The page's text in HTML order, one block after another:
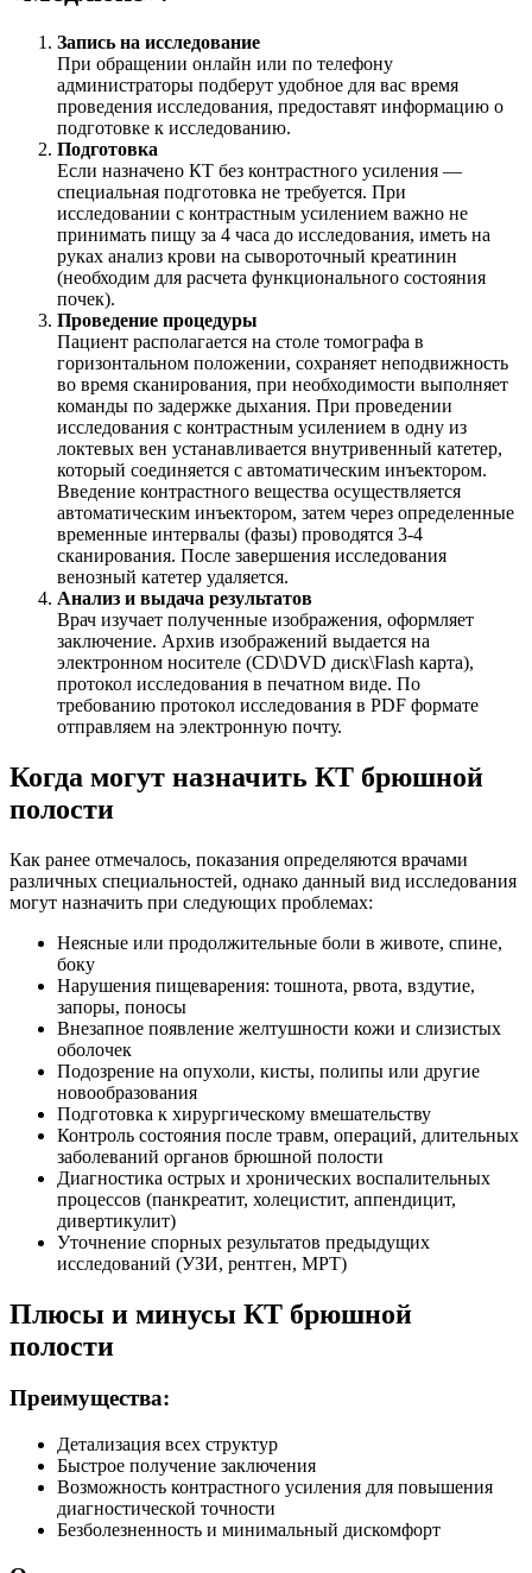
Запись на исследование
При обращении онлайн или по телефону
администраторы подберут удобное для вас время
проведения исследования, предоставят информацию о
подготовке к исследованию.
Подготовка
Если назначено КТ без контрастного усиления —
специальная подготовка не требуется. При
исследовании с контрастным усилением важно не
принимать пищу за 4 часа до исследования, иметь на
руках анализ крови на сывороточный креатинин
(необходим для расчета функционального состояния
почек).
Проведение процедуры
Пациент располагается на столе томографа в
горизонтальном положении, сохраняет неподвижность
во время сканирования, при необходимости выполняет
команды по задержке дыхания. При проведении
исследования с контрастным усилением в одну из
локтевых вен устанавливается внутривенный катетер,
который соединяется с автоматическим инъектором.
Введение контрастного вещества осуществляется
автоматическим инъектором, затем через определенные
временные интервалы (фазы) проводятся 3-4
сканирования. После завершения исследования
венозный катетер удаляется.
Анализ и выдача результатов
Врач изучает полученные изображения, оформляет
заключение. Архив изображений выдается на
электронном носителе (CD\DVD диск\Flash карта),
протокол исследования в печатном виде. По
требованию протокол исследования в PDF формате
отправляем на электронную почту.
Когда могут назначить КТ брюшной
полости
Как ранее отмечалось, показания определяются врачами
различных специальностей, однако данный вид исследования
могут назначить при следующих проблемах:
Неясные или продолжительные боли в животе, спине,
боку
Нарушения пищеварения: тошнота, рвота, вздутие,
запоры, поносы
Внезапное появление желтушности кожи и слизистых
оболочек
Подозрение на опухоли, кисты, полипы или другие
новообразования
Подготовка к хирургическому вмешательству
Контроль состояния после травм, операций, длительных
заболеваний органов брюшной полости
Диагностика острых и хронических воспалительных
процессов (панкреатит, холецистит, аппендицит,
дивертикулит)
Уточнение спорных результатов предыдущих
исследований (УЗИ, рентген, МРТ)
Плюсы и минусы КТ брюшной
полости
Преимущества:
Детализация всех структур
Быстрое получение заключения
Возможность контрастного усиления для повышения
диагностической точности
Безболезненность и минимальный дискомфорт